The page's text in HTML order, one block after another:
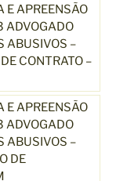
E APREENSÃO
ADVOGADO
ABUSIVOS –
CONTRATO –
E APREENSÃO
ADVOGADO
ABUSIVOS –
DE